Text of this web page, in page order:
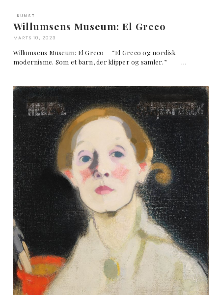
KUNST
Willumsens Museum: El Greco
MARTS 10, 2023
Willumsens Museum: El Greco “El Greco og nordisk
modernisme. Som et barn, der klipper og samler.” …